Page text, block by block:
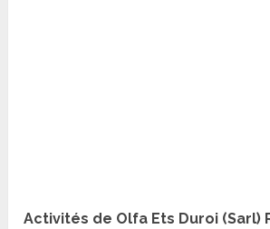
Activités de Olfa Ets Duroi (Sarl)